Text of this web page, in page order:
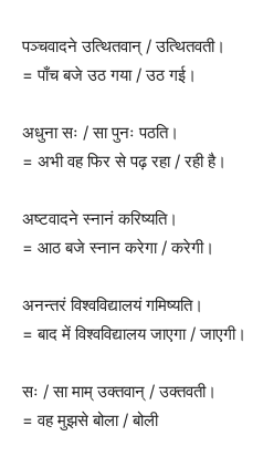
पञ्चवादने उत्थितवान् / उत्थितवती।
= पाँच बजे उठ गया / उठ गई।
अधुना सः / सा पुनः पठति।
= अभी वह फिर से पढ़ रहा / रही है।
अष्टवादने स्नानं करिष्यति।
= आठ बजे स्नान करेगा / करेगी।
अनन्तरं विश्वविद्यालयं गमिष्यति।
= बाद में विश्वविद्यालय जाएगा / जाएगी।
सः / सा माम् उक्तवान् / उक्तवती।
= वह मुझसे बोला / बोली